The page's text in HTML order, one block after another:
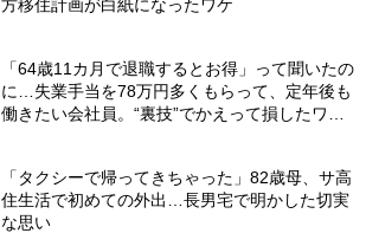
方移住計画が白紙になったワケ
「64歳11カ月で退職するとお得」って聞いたの
に…失業手当を78万円多くもらって、定年後も
働きたい会社員。“裏技”でかえって損したワケ
「タクシーで帰ってきちゃった」82歳母、サ高
住生活で初めての外出…長男宅で明かした切実
な思い